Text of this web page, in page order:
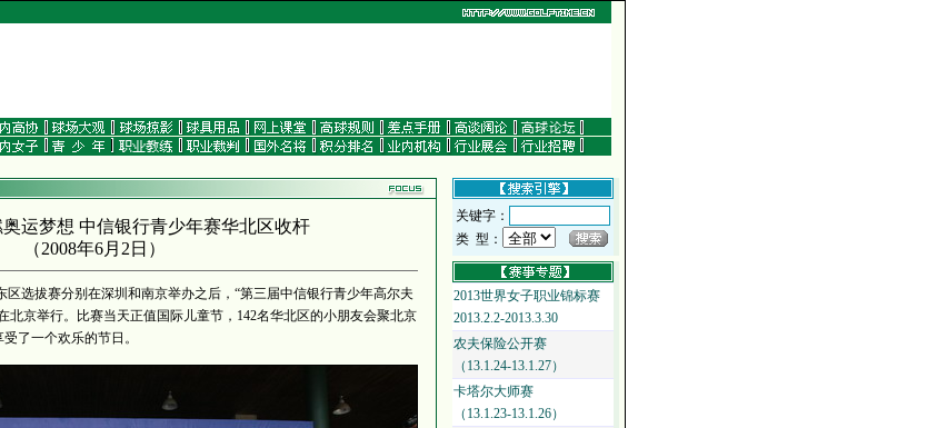
运梦想 中信银行青少年赛华北区收杆
（2008年6月2日 ）
选拔赛分别在深圳和南京举办之后，“第三届中信银行青少年高尔夫
京举行。比赛当天正值国际儿童节，142名华北区的小朋友会聚北京
了一个欢乐的节日。
关键字：
类 型：
2013世界女子职业锦标赛
2013.2.2-2013.3.30
农夫保险公开赛
（13.1.24-13.1.27）
卡塔尔大师赛
（13.1.23-13.1.26）